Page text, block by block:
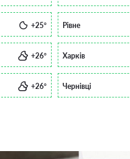
+25° Рівне
+26° Харків
+26° Чернівці